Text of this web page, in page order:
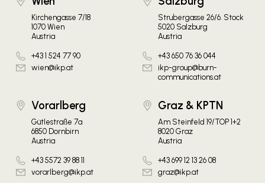
Kirchengasse 7/18
1070 Wien
Austria
+43 1 524 77 90
wien@ikp.at
Strubergasse 26/6. Stock
5020 Salzburg
Austria
+43 650 76 36 044
ikp-group@burn-
communications.at
Vorarlberg
Gütlestraße 7a
6850 Dornbirn
Austria
+43 5572 39 88 11
vorarlberg@ikp.at
Graz & KPTN
Am Steinfeld 19/TOP 1+2
8020 Graz
Austria
+43 699 12 13 26 08
graz@ikp.at